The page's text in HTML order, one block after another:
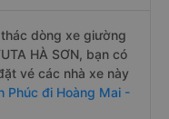
dòng xe giường
HÀ SƠN, bạn có
vé các nhà xe này
Phúc đi Hoàng Mai -